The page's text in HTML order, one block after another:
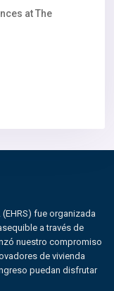
at The
fue organizada
a través de
nuestro compromiso
de vivienda
puedan disfrutar